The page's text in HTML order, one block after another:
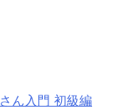
ん入門 初級編